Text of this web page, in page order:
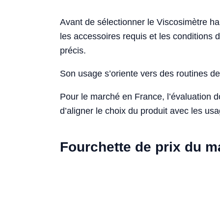
Avant de sélectionner le Viscosimètre
les accessoires requis et les conditions
précis.
Son usage s’oriente vers des routines
Pour le marché en France, l’évaluation
d’aligner le choix du produit avec les
Fourchette de prix du